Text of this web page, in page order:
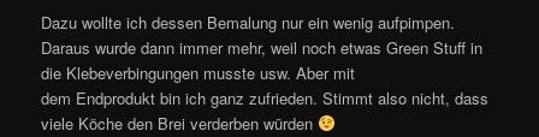
Dazu wollte ich dessen Bemalung nur ein wenig aufpimpen.
Daraus wurde dann immer mehr, weil noch etwas Green Stuff in
die Klebeverbingungen musste usw. Aber mit
dem Endprodukt bin ich ganz zufrieden. Stimmt also nicht, dass
viele Köche den Brei verderben würden